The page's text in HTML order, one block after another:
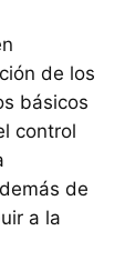
de los
básicos
control
de
a la